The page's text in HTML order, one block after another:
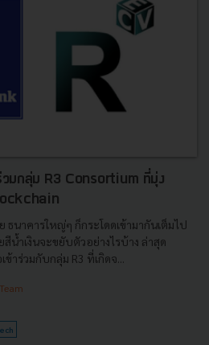
วมกลุ่ม R3 Consortium ที่มุ่ง
ธนาคารใหญ่ๆ ก็กระโดดเข้ามากันเต็มไป
น้ำเงินจะขยับตัวอย่างไรบ้าง ล่าสุด
าร่วมกับกลุ่ม R3 ที่เกิดจ...